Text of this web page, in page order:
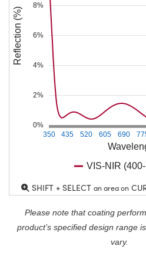
350 435 520 605 690
0%
2%
4%
6%
8%
Reflection (%)
VIS-NIR
SHIFT + SELECT an area on
Please note that coating
product’s specified design range
vary.